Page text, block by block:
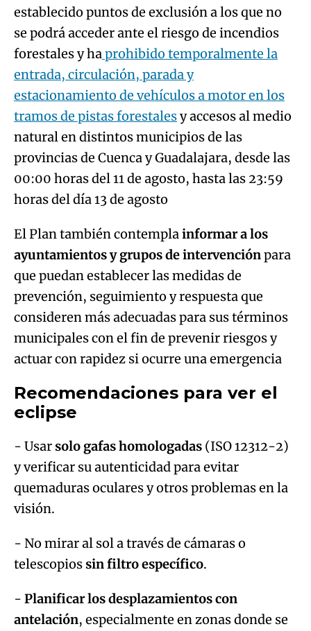
establecido puntos de exclusión a los que no
se podrá acceder ante el riesgo de incendios
forestales y haprohibido temporalmente la
entrada, circulación, parada y
estacionamiento de vehículos a motor en los
tramos de pistas forestalesy accesos al medio
natural en distintos municipios de las
provincias de Cuenca y Guadalajara, desde las
00:00 horas del 11 de agosto, hasta las 23:59
horas del día 13 de agosto
El Plan también contemplainformar a los
ayuntamientos y grupos de intervenciónpara
que puedan establecer las medidas de
prevención, seguimiento y respuesta que
consideren más adecuadas para sus términos
municipales con el fin de prevenir riesgos y
actuar con rapidez si ocurre una emergencia
Recomendaciones para ver el
eclipse
- Usarsolo gafas homologadas (ISO 12312-2)
y verificar su autenticidad para evitar
quemaduras oculares y otros problemas en la
visión.
- No mirar al sol a través de cámaras o
telescopiossin filtro específico.
- Planificar los desplazamientos con
antelación, especialmente en zonas donde se